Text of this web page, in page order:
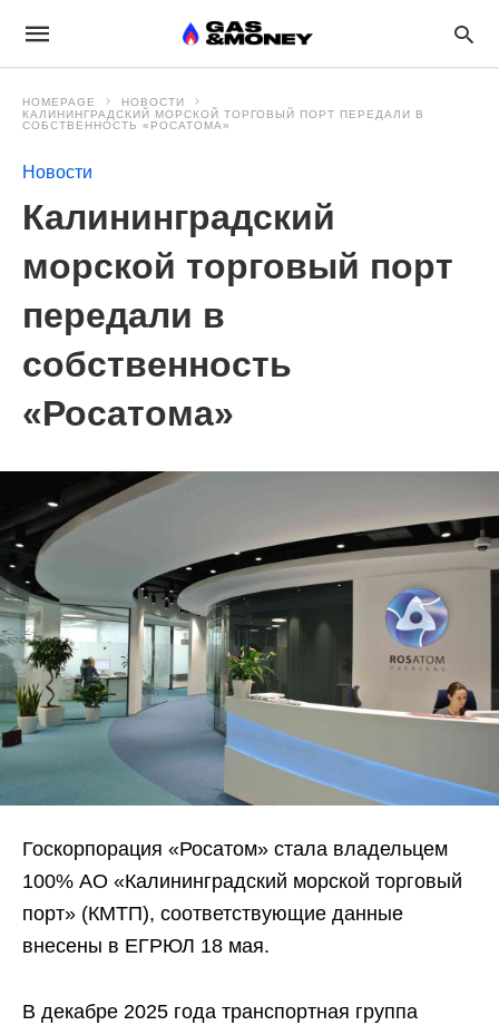
HOMEPAGE
НОВОСТИ
КАЛИНИНГРАДСКИЙ МОРСКОЙ ТОРГОВЫЙ ПОРТ ПЕРЕДАЛИ В
СОБСТВЕННОСТЬ «РОСАТОМА»
Новости
Калининградский
морской торговый порт
передали в
собственность
«Росатома»
Госкорпорация «Росатом» стала владельцем
100% АО «Калининградский морской торговый
порт» (КМТП), соответствующие данные
внесены в ЕГРЮЛ 18 мая.
В декабре 2025 года транспортная группа